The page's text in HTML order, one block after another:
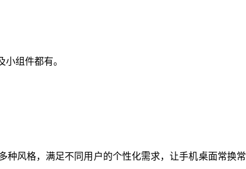
组件都有。
种风格，满足不同用户的个性化需求，让手机桌面常换常